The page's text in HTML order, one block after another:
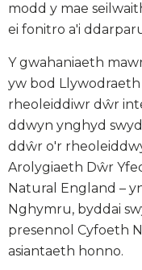
modd y mae
ei fonitro a'i
Y gwahaniaeth
yw bod
rheoleiddiwr dŵr
ddwyn ynghyd
ddŵr o'r
Arolygiaeth Dŵr
Natural England –
Nghymru, byddai
presennol Cyfoeth
asiantaeth honno.